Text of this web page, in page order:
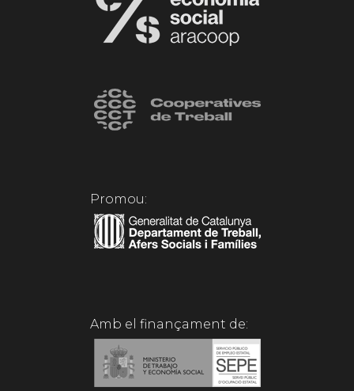
Promou:
Amb el finançament de: